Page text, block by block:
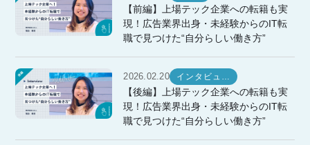
【前編】上場テック企業への転籍も実
現！広告業界出身・未経験からのIT転
職で見つけた“自分らしい働き方”
2026.02.20 インタビュ…
【後編】上場テック企業への転籍も実
現！広告業界出身・未経験からのIT転
職で見つけた“自分らしい働き方”